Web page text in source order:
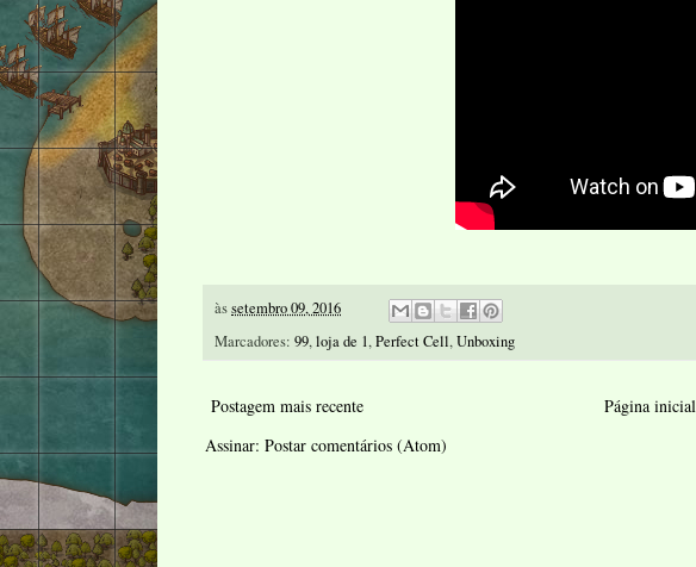
àssetembro 09, 2016
Marcadores: 99,loja de 1,Perfect Cell,Unboxing
Postagem mais recente
Página inicial
Assinar: Postar comentários (Atom)